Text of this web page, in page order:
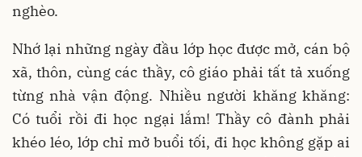
nghèo.
Nhớ lại những ngày đầu lớp học được mở, cán bộ
xã, thôn, cùng các thầy, cô giáo phải tất tả xuống
từng nhà vận động. Nhiều người khăng khăng:
Có tuổi rồi đi học ngại lắm! Thầy cô đành phải
khéo léo, lớp chỉ mở buổi tối, đi học không gặp ai